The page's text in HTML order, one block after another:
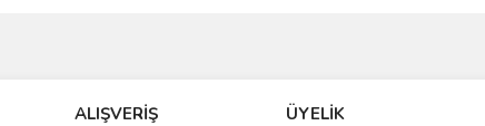
bozuk veya görüntülenemiyor.
ALIŞVERİŞ ÜYELİK